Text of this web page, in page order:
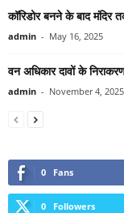
कॉरिडोर बनने के बाद मंदिर
admin - May 16, 2025
वन अधिकार दावों के
admin - November 4, 2025
0 Fans
0 Followers